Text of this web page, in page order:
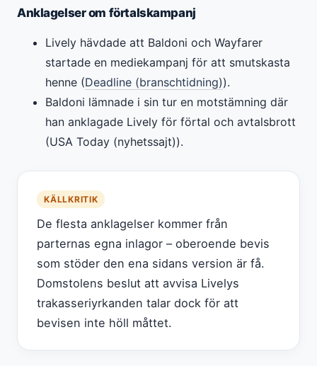
Anklagelser om förtalskampanj
Lively hävdade att Baldoni och Wayfarer
startade en mediekampanj för att smutskasta
henne (Deadline (branschtidning)).
Baldoni lämnade i sin tur en motstämning där
han anklagade Lively för förtal och avtalsbrott
(USA Today (nyhetssajt)).
KÄLLKRITIK
De flesta anklagelser kommer från
parternas egna inlagor – oberoende bevis
som stöder den ena sidans version är få.
Domstolens beslut att avvisa Livelys
trakasseriyrkanden talar dock för att
bevisen inte höll måttet.